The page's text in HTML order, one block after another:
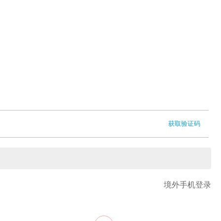
获取验证码
境外手机登录